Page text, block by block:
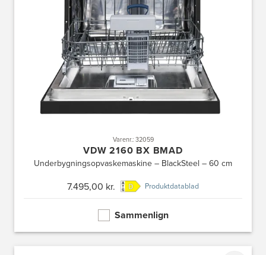
Varenr.: 32059
VDW 2160 BX BMAD
Underbygningsopvaskemaskine – BlackSteel – 60 cm
7.495,00 kr. Produktdatablad
Sammenlign